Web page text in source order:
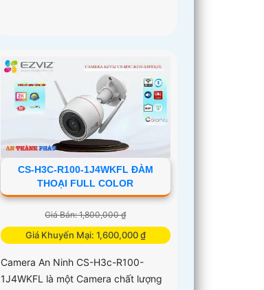
CS-H3C-R100-1J4WKFL ĐÀM
THOẠI FULL COLOR
Giá Bán: 1,800,000 ₫
Giá Khuyến Mại: 1,600,000 ₫
Camera An Ninh CS-H3c-R100-
1J4WKFL là một Camera chất lượng